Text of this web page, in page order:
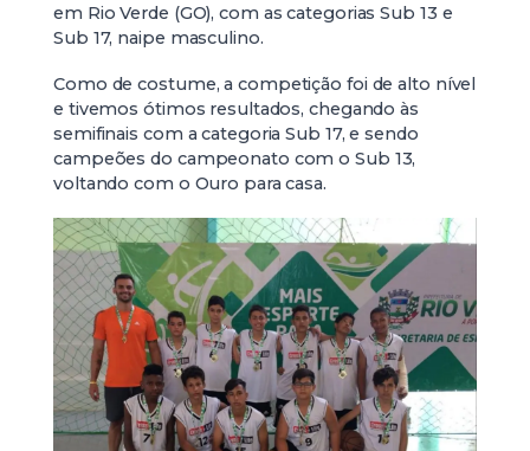
em Rio Verde (GO), com as categorias Sub 13 e
Sub 17, naipe masculino.
Como de costume, a competição foi de alto nível
e tivemos ótimos resultados, chegando às
semifinais com a categoria Sub 17, e sendo
campeões do campeonato com o Sub 13,
voltando com o Ouro para casa.